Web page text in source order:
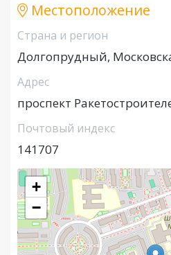
Местоположение
Страна и регион
Долгопрудный,
Адрес
проспект
Почтовый индекс
141707
+
−